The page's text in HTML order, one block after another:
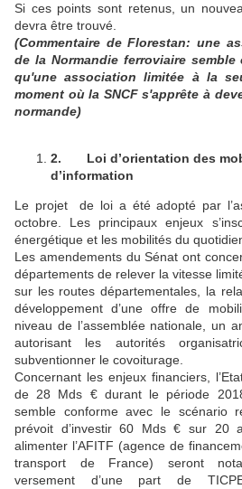
Si ces points sont retenus, un
devra être trouvé.
(Commentaire de Florestan: une
de la Normandie ferroviaire
qu'une association limitée à la
moment où la SNCF s'apprête à
normande)
2. Loi d’orientation des
d’information
Le projet de loi a été adopté par
octobre. Les principaux enjeux
énergétique et les mobilités du
Les amendements du Sénat ont
départements de relever la vitesse
sur les routes départementales, la
développement d’une offre de
niveau de l’assemblée nationale, un
autorisant les autorités
subventionner le covoiturage.
Concernant les enjeux financiers,
de 28 Mds € durant le période
semble conforme avec le scénario
prévoit d’investir 60 Mds € sur 20
alimenter l’AFITF (agence de
transport de France) seront
versement d’une part de